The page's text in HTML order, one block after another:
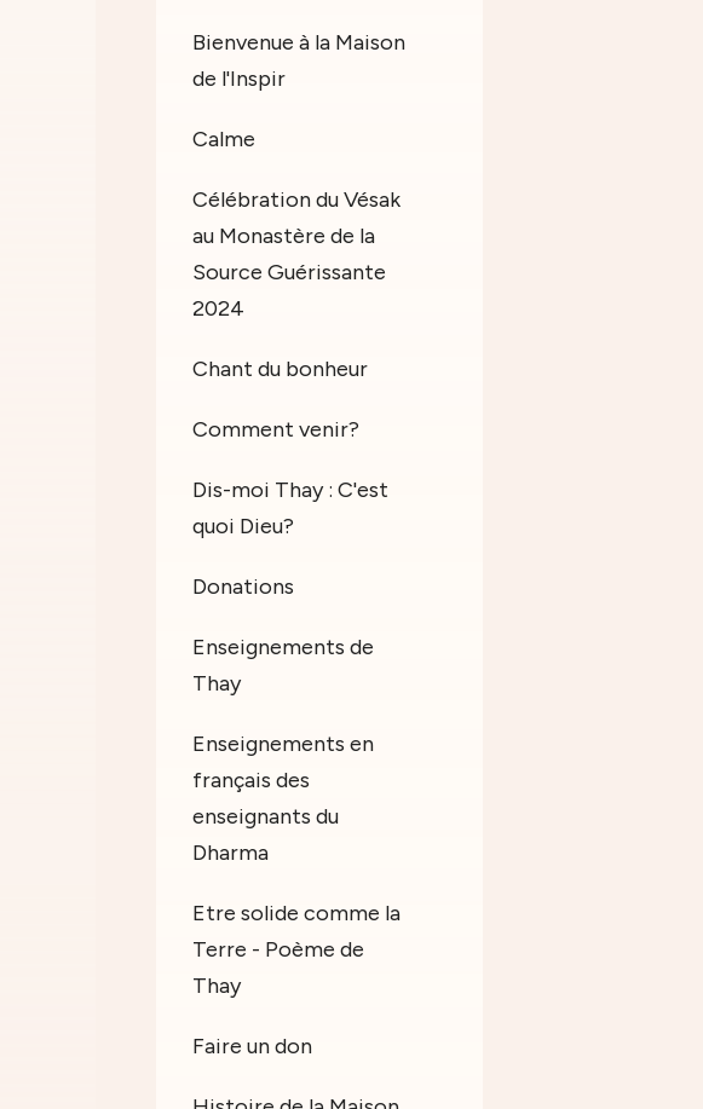
Bienvenue à la Maison
de l'Inspir
Calme
Célébration du Vésak
au Monastère de la
Source Guérissante
2024
Chant du bonheur
Comment venir?
Dis-moi Thay : C'est
quoi Dieu?
Donations
Enseignements de
Thay
Enseignements en
français des
enseignants du
Dharma
Etre solide comme la
Terre - Poème de
Thay
Faire un don